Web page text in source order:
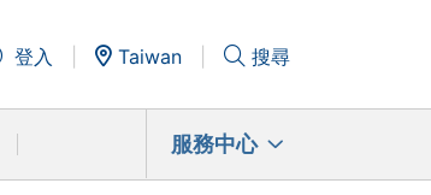
登入 Taiwan 搜尋
服務中心